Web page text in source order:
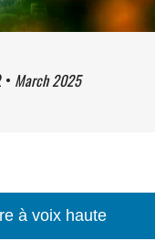
• March 2025
à voix haute